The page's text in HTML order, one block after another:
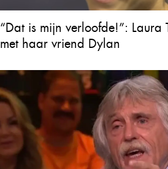
“Dat is mijn verloofde!”: Laura
met haar vriend Dylan